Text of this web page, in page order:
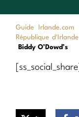
Guide Irlande.com
République d'Irlande
Biddy O’Dowd’s
[ss_social_share]